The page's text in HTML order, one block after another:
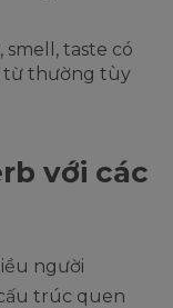
taste có
từ thường tùy
với các
người
trúc quen